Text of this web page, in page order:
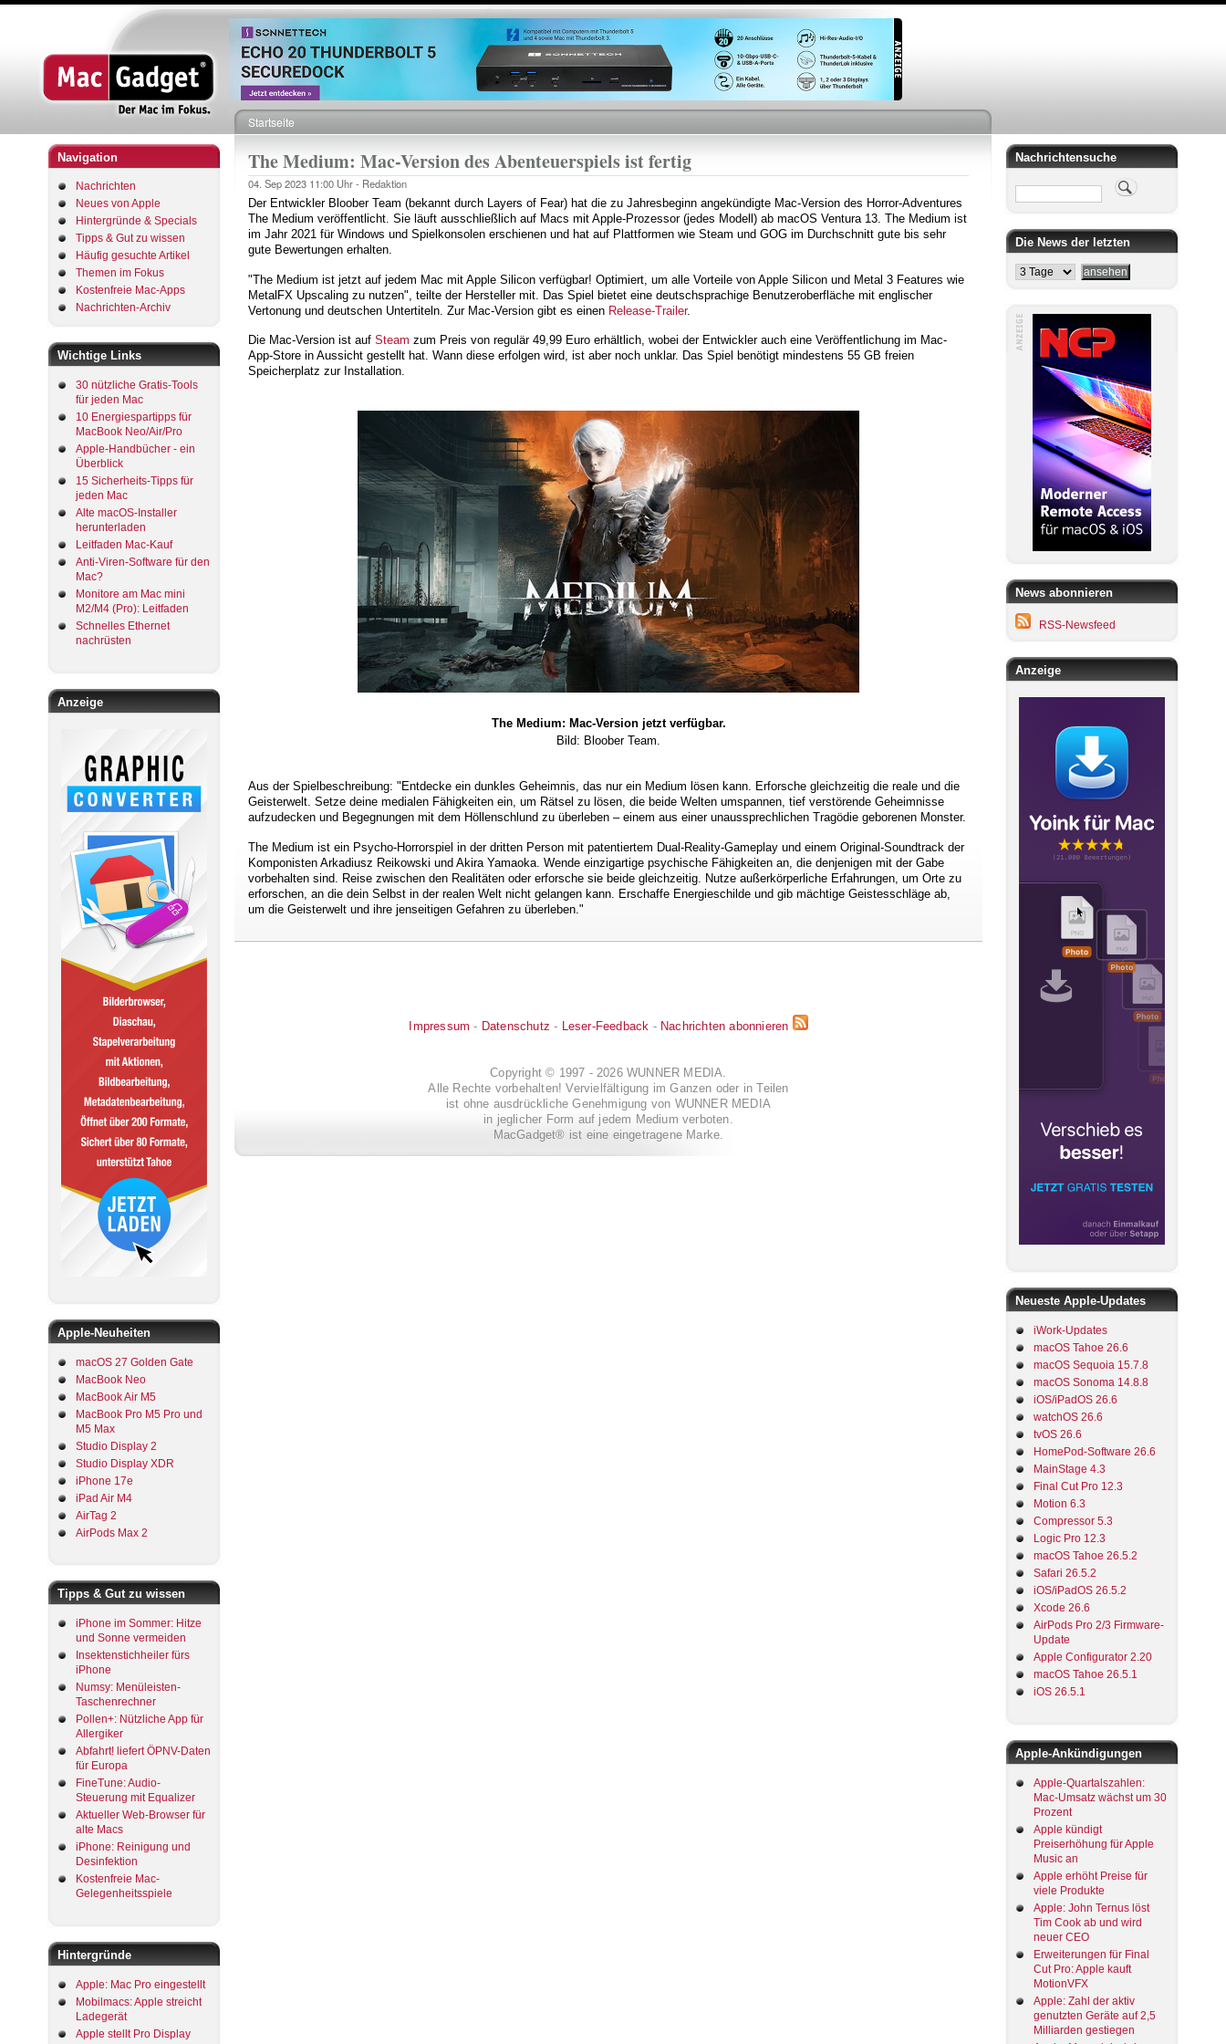
Direkt
zum
Inhalt
Navigation
Nachrichten
Neues von Apple
Hintergründe & Specials
Tipps & Gut zu wissen
Häufig gesuchte Artikel
Themen im Fokus
Kostenfreie Mac-Apps
Nachrichten-Archiv
Wichtige Links
30 nützliche Gratis-Tools
für jeden Mac
10 Energiespartipps für
MacBook Neo/Air/Pro
Apple-Handbücher - ein
Überblick
15 Sicherheits-Tipps für
jeden Mac
Alte macOS-Installer
herunterladen
Leitfaden Mac-Kauf
Anti-Viren-Software für den
Mac?
Monitore am Mac mini
M2/M4 (Pro): Leitfaden
Schnelles Ethernet
nachrüsten
Anzeige
Apple-Neuheiten
macOS 27 Golden Gate
MacBook Neo
MacBook Air M5
MacBook Pro M5 Pro und
M5 Max
Studio Display 2
Studio Display XDR
iPhone 17e
iPad Air M4
AirTag 2
AirPods Max 2
Tipps & Gut zu wissen
iPhone im Sommer: Hitze
und Sonne vermeiden
Insektenstichheiler fürs
iPhone
Numsy: Menüleisten-
Taschenrechner
Pollen+: Nützliche App für
Allergiker
Abfahrt! liefert ÖPNV-Daten
für Europa
FineTune: Audio-
Steuerung mit Equalizer
Aktueller Web-Browser für
alte Macs
iPhone: Reinigung und
Desinfektion
Kostenfreie Mac-
Gelegenheitsspiele
Hintergründe
Apple: Mac Pro eingestellt
Mobilmacs: Apple streicht
Ladegerät
Apple stellt Pro Display
Pfadnavigation
Startseite
The Medium: Mac-Version des Abenteuerspiels ist fertig
04. Sep 2023 11:00 Uhr - Redaktion
Der Entwickler Bloober Team (bekannt durch Layers of Fear) hat die zu Jahresbeginn angekündigte Mac-Version des Horror-Adventures
The Medium veröffentlicht. Sie läuft ausschließlich auf Macs mit Apple-Prozessor (jedes Modell) ab macOS Ventura 13. The Medium ist
im Jahr 2021 für Windows und Spielkonsolen erschienen und hat auf Plattformen wie Steam und GOG im Durchschnitt gute bis sehr
gute Bewertungen erhalten.
"The Medium ist jetzt auf jedem Mac mit Apple Silicon verfügbar! Optimiert, um alle Vorteile von Apple Silicon und Metal 3 Features wie
MetalFX Upscaling zu nutzen", teilte der Hersteller mit. Das Spiel bietet eine deutschsprachige Benutzeroberfläche mit englischer
Vertonung und deutschen Untertiteln. Zur Mac-Version gibt es einen Release-Trailer.
Die Mac-Version ist auf Steam zum Preis von regulär 49,99 Euro erhältlich, wobei der Entwickler auch eine Veröffentlichung im Mac-
App-Store in Aussicht gestellt hat. Wann diese erfolgen wird, ist aber noch unklar. Das Spiel benötigt mindestens 55 GB freien
Speicherplatz zur Installation.
The Medium: Mac-Version jetzt verfügbar.
Bild: Bloober Team.
Aus der Spielbeschreibung: "Entdecke ein dunkles Geheimnis, das nur ein Medium lösen kann. Erforsche gleichzeitig die reale und die
Geisterwelt. Setze deine medialen Fähigkeiten ein, um Rätsel zu lösen, die beide Welten umspannen, tief verstörende Geheimnisse
aufzudecken und Begegnungen mit dem Höllenschlund zu überleben – einem aus einer unaussprechlichen Tragödie geborenen Monster.
The Medium ist ein Psycho-Horrorspiel in der dritten Person mit patentiertem Dual-Reality-Gameplay und einem Original-Soundtrack der
Komponisten Arkadiusz Reikowski und Akira Yamaoka. Wende einzigartige psychische Fähigkeiten an, die denjenigen mit der Gabe
vorbehalten sind. Reise zwischen den Realitäten oder erforsche sie beide gleichzeitig. Nutze außerkörperliche Erfahrungen, um Orte zu
erforschen, an die dein Selbst in der realen Welt nicht gelangen kann. Erschaffe Energieschilde und gib mächtige Geistesschläge ab,
um die Geisterwelt und ihre jenseitigen Gefahren zu überleben."
Impressum - Datenschutz - Leser-Feedback - Nachrichten abonnieren
Copyright © 1997 - 2026 WUNNER MEDIA.
Alle Rechte vorbehalten! Vervielfältigung im Ganzen oder in Teilen
ist ohne ausdrückliche Genehmigung von WUNNER MEDIA
in jeglicher Form auf jedem Medium verboten.
MacGadget® ist eine eingetragene Marke.
Nachrichtensuche
Suche
Die News der letzten
News abonnieren
RSS-Newsfeed
Anzeige
Neueste Apple-Updates
iWork-Updates
macOS Tahoe 26.6
macOS Sequoia 15.7.8
macOS Sonoma 14.8.8
iOS/iPadOS 26.6
watchOS 26.6
tvOS 26.6
HomePod-Software 26.6
MainStage 4.3
Final Cut Pro 12.3
Motion 6.3
Compressor 5.3
Logic Pro 12.3
macOS Tahoe 26.5.2
Safari 26.5.2
iOS/iPadOS 26.5.2
Xcode 26.6
AirPods Pro 2/3 Firmware-
Update
Apple Configurator 2.20
macOS Tahoe 26.5.1
iOS 26.5.1
Apple-Ankündigungen
Apple-Quartalszahlen:
Mac-Umsatz wächst um 30
Prozent
Apple kündigt
Preiserhöhung für Apple
Music an
Apple erhöht Preise für
viele Produkte
Apple: John Ternus löst
Tim Cook ab und wird
neuer CEO
Erweiterungen für Final
Cut Pro: Apple kauft
MotionVFX
Apple: Zahl der aktiv
genutzten Geräte auf 2,5
Milliarden gestiegen